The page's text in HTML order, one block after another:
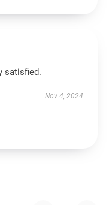
satisfied.
Nov 4, 2024